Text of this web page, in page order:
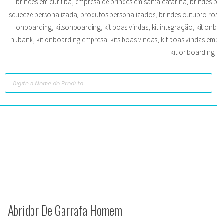
Abridor De Garrafa Homem